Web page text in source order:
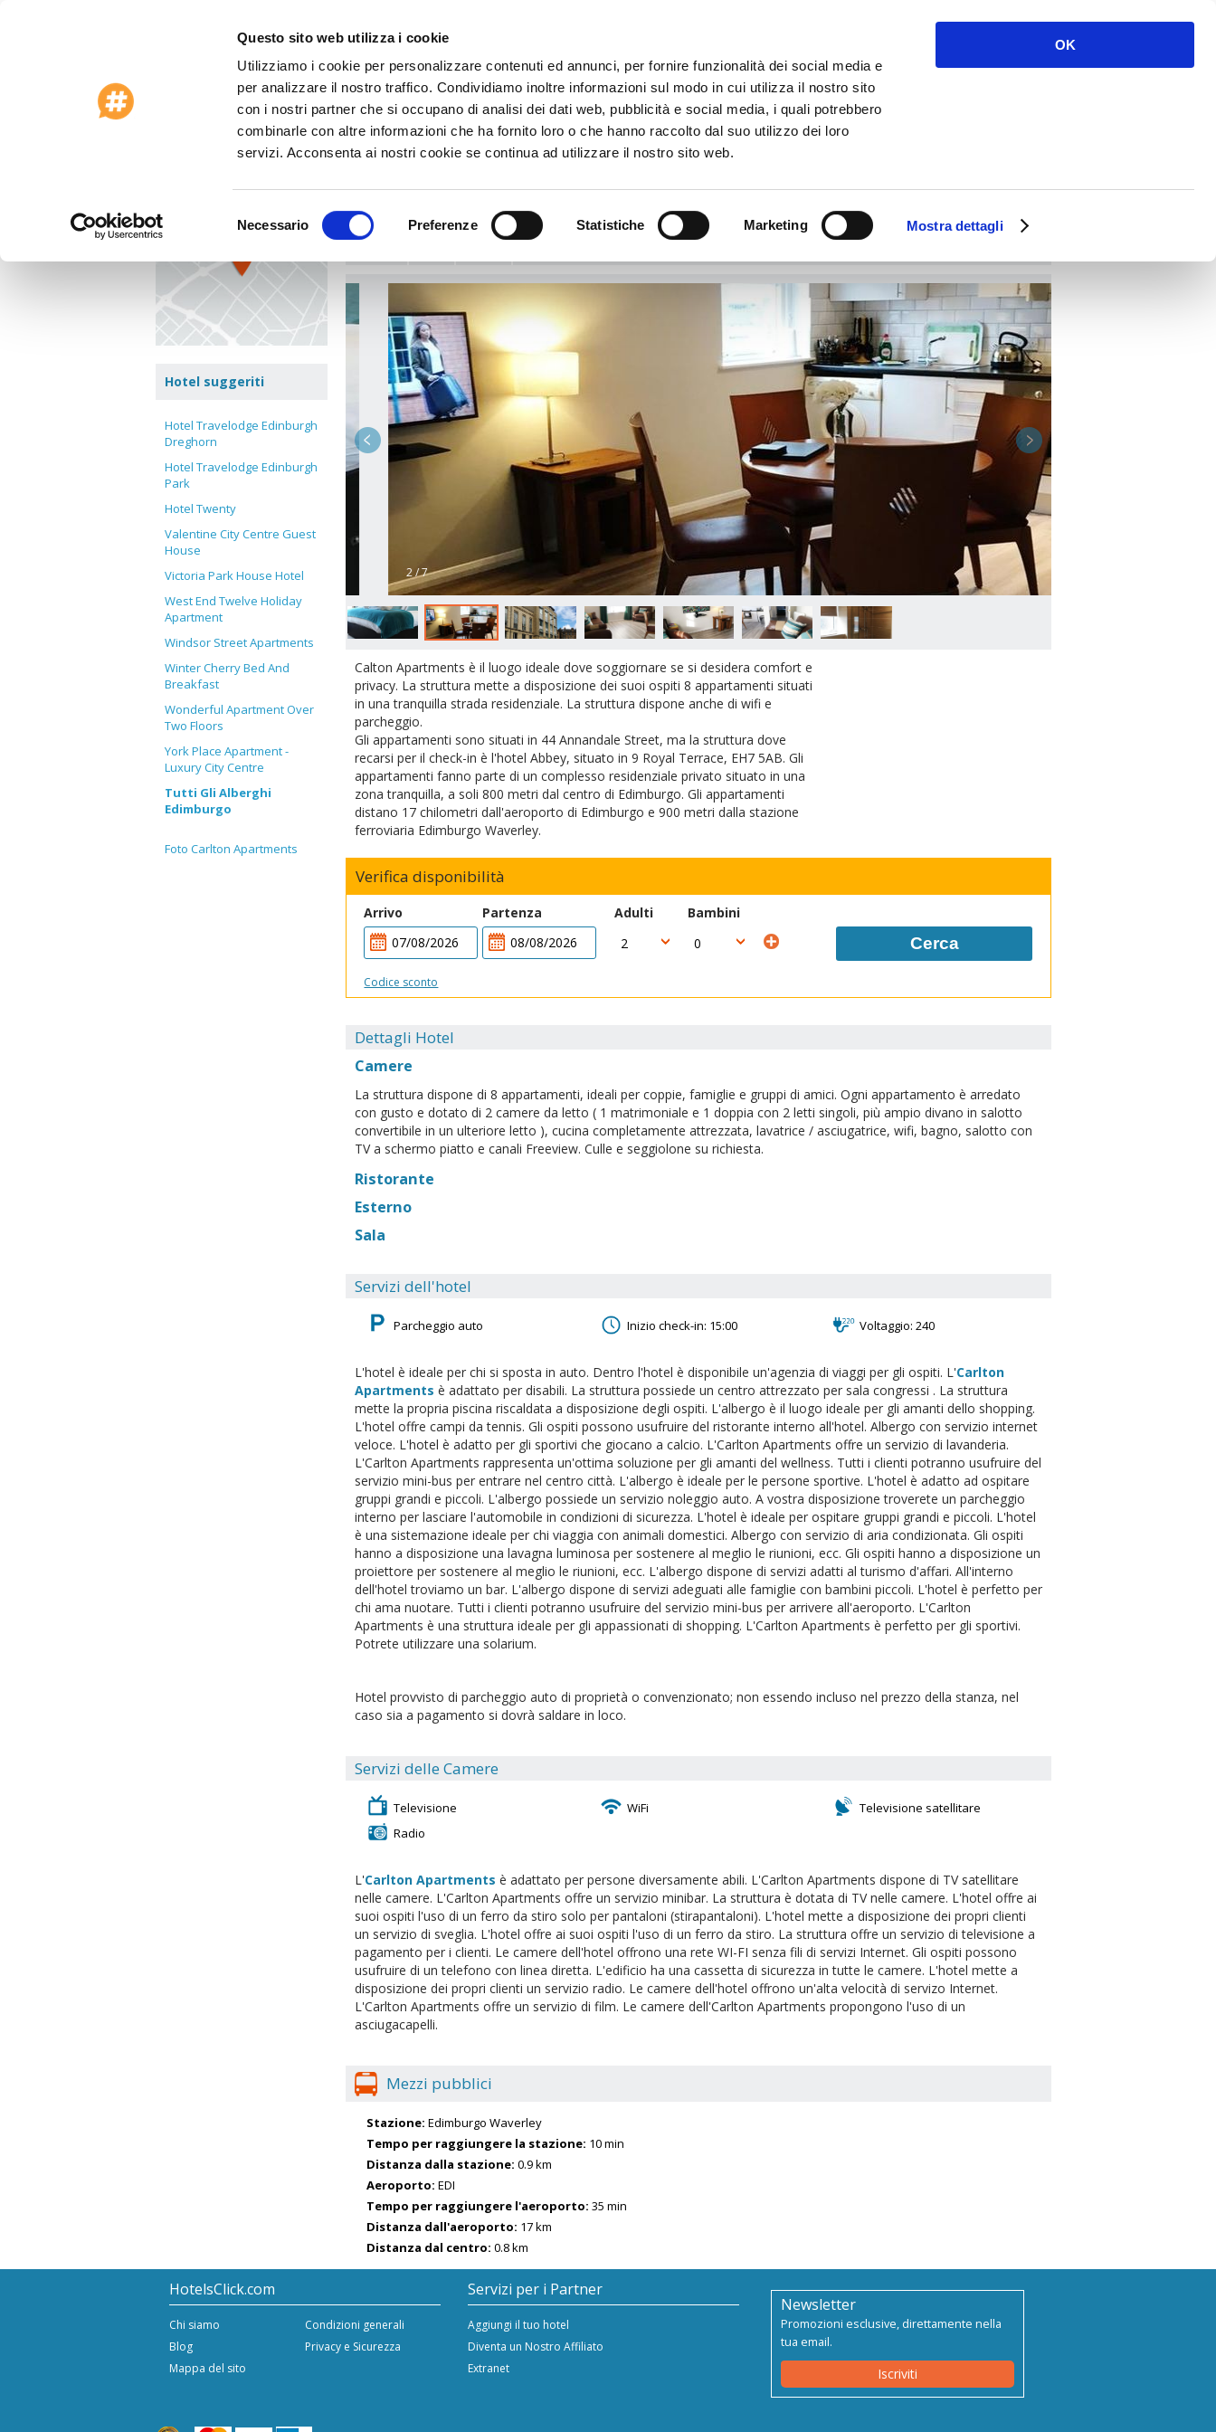
Questo sito web utilizza i cookie
Utilizziamo i cookie per personalizzare contenuti ed annunci, per fornire funzionalità dei social media e
per analizzare il nostro traffico. Condividiamo inoltre informazioni sul modo in cui utilizza il nostro sito
con i nostri partner che si occupano di analisi dei dati web, pubblicità e social media, i quali potrebbero
combinarle con altre informazioni che ha fornito loro o che hanno raccolto dal suo utilizzo dei loro
servizi. Acconsenta ai nostri cookie se continua ad utilizzare il nostro sito web.
del
Necessario Preferenze Statistiche Marketing Mostra dettagli
OK
Assistenza clienti
Gran Bretagna > Edimburgo>Carlton Apartments
Carlton Apartments
Zona:Old Town - New Town
Calton Apartments è il luogo ideale dove soggiornare se si desidera comfort e
privacy. La struttura mette a disposizione dei suoi ospiti 8 appartamenti situati
in una tranquilla strada residenziale. La struttura dispone anche di wifi e
parcheggio.
Gli appartamenti sono situati in 44 Annandale Street, ma la struttura dove
recarsi per il check-in è l'hotel Abbey, situato in 9 Royal Terrace, EH7 5AB. Gli
appartamenti fanno parte di un complesso residenziale privato situato in una
zona tranquilla, a soli 800 metri dal centro di Edimburgo. Gli appartamenti
distano 17 chilometri dall'aeroporto di Edimburgo e 900 metri dalla stazione
ferroviaria Edimburgo Waverley.
Verifica disponibilità
Arrivo Partenza Adulti Bambini
Cerca
Codice sconto
Dettagli Hotel
Camere
La struttura dispone di 8 appartamenti, ideali per coppie, famiglie e gruppi di amici. Ogni appartamento è arredato
con gusto e dotato di 2 camere da letto ( 1 matrimoniale e 1 doppia con 2 letti singoli, più ampio divano in salotto
convertibile in un ulteriore letto ), cucina completamente attrezzata, lavatrice / asciugatrice, wifi, bagno, salotto con
TV a schermo piatto e canali Freeview. Culle e seggiolone su richiesta.
Ristorante
Esterno
Sala
Servizi dell'hotel
Parcheggio auto Inizio check-in: 15:00 Voltaggio: 240
L'hotel è ideale per chi si sposta in auto. Dentro l'hotel è disponibile un'agenzia di viaggi per gli ospiti. L'Carlton
Apartments è adattato per disabili. La struttura possiede un centro attrezzato per sala congressi . La struttura
mette la propria piscina riscaldata a disposizione degli ospiti. L'albergo è il luogo ideale per gli amanti dello shopping.
L'hotel offre campi da tennis. Gli ospiti possono usufruire del ristorante interno all'hotel. Albergo con servizio internet
veloce. L'hotel è adatto per gli sportivi che giocano a calcio. L'Carlton Apartments offre un servizio di lavanderia.
L'Carlton Apartments rappresenta un'ottima soluzione per gli amanti del wellness. Tutti i clienti potranno usufruire del
servizio mini-bus per entrare nel centro città. L'albergo è ideale per le persone sportive. L'hotel è adatto ad ospitare
gruppi grandi e piccoli. L'albergo possiede un servizio noleggio auto. A vostra disposizione troverete un parcheggio
interno per lasciare l'automobile in condizioni di sicurezza. L'hotel è ideale per ospitare gruppi grandi e piccoli. L'hotel
è una sistemazione ideale per chi viaggia con animali domestici. Albergo con servizio di aria condizionata. Gli ospiti
hanno a disposizione una lavagna luminosa per sostenere al meglio le riunioni, ecc. Gli ospiti hanno a disposizione un
proiettore per sostenere al meglio le riunioni, ecc. L'albergo dispone di servizi adatti al turismo d'affari. All'interno
dell'hotel troviamo un bar. L'albergo dispone di servizi adeguati alle famiglie con bambini piccoli. L'hotel è perfetto per
chi ama nuotare. Tutti i clienti potranno usufruire del servizio mini-bus per arrivere all'aeroporto. L'Carlton
Apartments è una struttura ideale per gli appassionati di shopping. L'Carlton Apartments è perfetto per gli sportivi.
Potrete utilizzare una solarium.
Hotel provvisto di parcheggio auto di proprietà o convenzionato; non essendo incluso nel prezzo della stanza, nel
caso sia a pagamento si dovrà saldare in loco.
Servizi delle Camere
Televisione WiFi
Televisione satellitare
Radio
L'Carlton Apartments è adattato per persone diversamente abili. L'Carlton Apartments dispone di TV satellitare
nelle camere. L'Carlton Apartments offre un servizio minibar. La struttura è dotata di TV nelle camere. L'hotel offre ai
suoi ospiti l'uso di un ferro da stiro solo per pantaloni (stirapantaloni). L'hotel mette a disposizione dei propri clienti
un servizio di sveglia. L'hotel offre ai suoi ospiti l'uso di un ferro da stiro. La struttura offre un servizio di televisione a
pagamento per i clienti. Le camere dell'hotel offrono una rete WI-FI senza fili di servizi Internet. Gli ospiti possono
usufruire di un telefono con linea diretta. L'edificio ha una cassetta di sicurezza in tutte le camere. L'hotel mette a
disposizione dei propri clienti un servizio radio. Le camere dell'hotel offrono un'alta velocità di servizo Internet.
L'Carlton Apartments offre un servizio di film. Le camere dell'Carlton Apartments propongono l'uso di un
asciugacapelli.
Mezzi pubblici
Stazione: Edimburgo Waverley
Tempo per raggiungere la stazione: 10 min
Distanza dalla stazione: 0.9 km
Aeroporto: EDI
Tempo per raggiungere l'aeroporto: 35 min
Distanza dall'aeroporto: 17 km
Distanza dal centro: 0.8 km
Hotel suggeriti
Hotel Travelodge Edinburgh
Dreghorn
Hotel Travelodge Edinburgh
Park
Hotel Twenty
Valentine City Centre Guest
House
Victoria Park House Hotel
West End Twelve Holiday
Apartment
Windsor Street Apartments
Winter Cherry Bed And
Breakfast
Wonderful Apartment Over
Two Floors
York Place Apartment -
Luxury City Centre
Tutti Gli Alberghi
Edimburgo
Foto Carlton Apartments
HotelsClick.com
Chi siamo
Condizioni generali
Blog
Privacy e Sicurezza
Mappa del sito
Servizi per i Partner
Aggiungi il tuo hotel
Diventa un Nostro Affiliato
Extranet
Newsletter
Promozioni esclusive, direttamente nella
tua email.
Iscriviti